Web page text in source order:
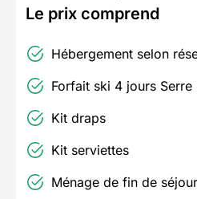
Le prix comprend
Hébergement selon
Forfait ski 4 jours Serre
Kit draps
Kit serviettes
Ménage de fin de